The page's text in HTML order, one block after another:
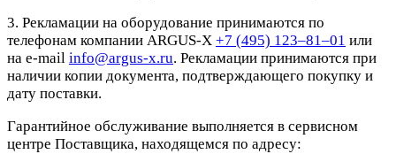
3. Рекламации на оборудование принимаются по
телефонам компании ARGUS-X +7 (495) 123–81–01 или
на e-mail info@argus-x.ru. Рекламации принимаются при
наличии копии документа, подтверждающего покупку и
дату поставки.
Гарантийное обслуживание выполняется в сервисном
центре Поставщика, находящемся по адресу: